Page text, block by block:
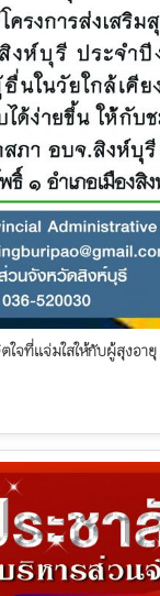
ใจที่แจ่มใสให้กับผู้สุงอา